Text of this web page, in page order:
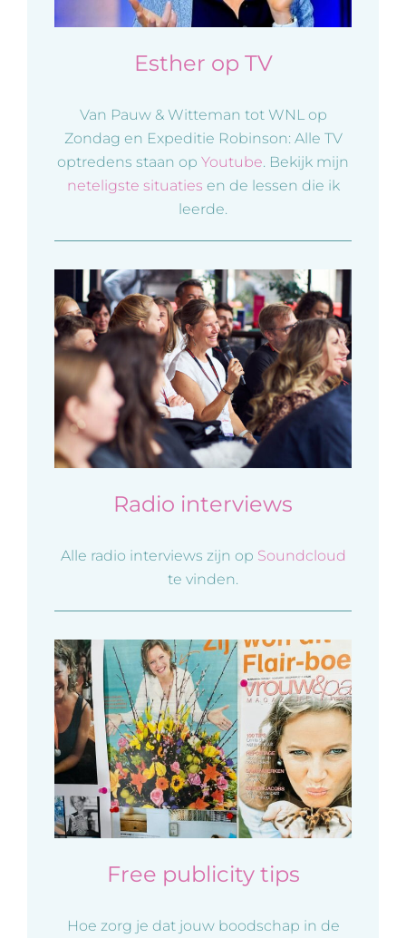
Esther op TV
Van Pauw & Witteman tot WNL op
Zondag en Expeditie Robinson: Alle TV
optredens staan op Youtube. Bekijk mijn
neteligste situaties en de lessen die ik
leerde.
Radio interviews
Alle radio interviews zijn op Soundcloud
te vinden.
Free publicity tips
Hoe zorg je dat jouw boodschap in de